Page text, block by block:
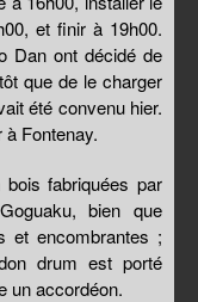
et finir à 19h00.
Dan ont décidé de
que de le charger
été convenu hier.
à Fontenay.
fabriquées par
bien que
et encombrantes ;
drum est porté
un accordéon.